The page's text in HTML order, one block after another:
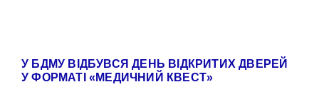
У БДМУ ВІДБУВСЯ ДЕНЬ ВІДКРИТИХ ДВЕРЕЙ
У ФОРМАТІ «МЕДИЧНИЙ КВЕСТ»